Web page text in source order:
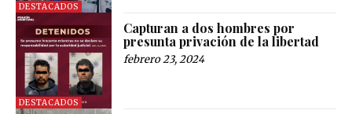
DESTACADOS
DESTACADOS
Capturan a dos hombres por
presunta privación de la libertad
febrero 23, 2024